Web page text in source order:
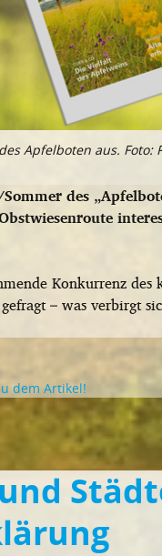
Apfelboten aus. Foto:
des
Konkurrenz
– was verbirgt
dem Artikel!